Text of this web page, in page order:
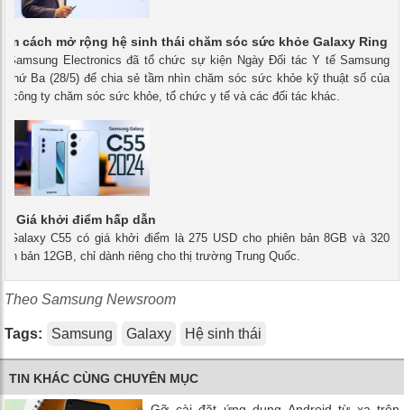
cách mở rộng hệ sinh thái chăm sóc sức khỏe Galaxy Ring
Samsung Electronics đã tổ chức sự kiện Ngày Đối tác Y tế Samsung
thứ Ba (28/5) để chia sẻ tầm nhìn chăm sóc sức khỏe kỹ thuật số của
công ty chăm sóc sức khỏe, tổ chức y tế và các đối tác khác.
Giá khởi điểm hấp dẫn
Galaxy C55 có giá khởi điểm là 275 USD cho phiên bản 8GB và 320
bản 12GB, chỉ dành riêng cho thị trường Trung Quốc.
Theo Samsung Newsroom
Tags: Samsung Galaxy Hệ sinh thái
TIN KHÁC CÙNG CHUYÊN MỤC